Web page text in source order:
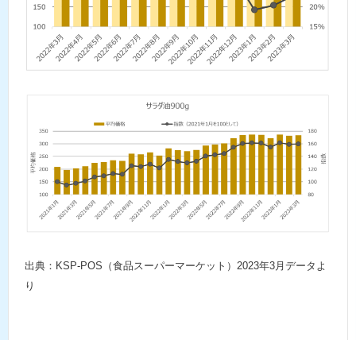
出典：KSP-POS（食品スーパーマーケット）2023年3月データよ
り